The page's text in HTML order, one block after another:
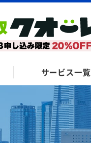
サービス一覧